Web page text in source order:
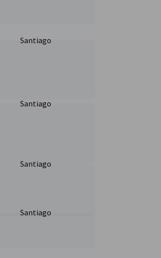
Santiago
Santiago
Santiago
Santiago